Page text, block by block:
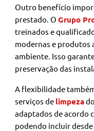
Outro benefício
prestado. O Grupo
treinados e
modernas e produtos
ambiente. Isso
preservação das
A flexibilidade
serviços de limpeza
adaptados de acordo
podendo incluir